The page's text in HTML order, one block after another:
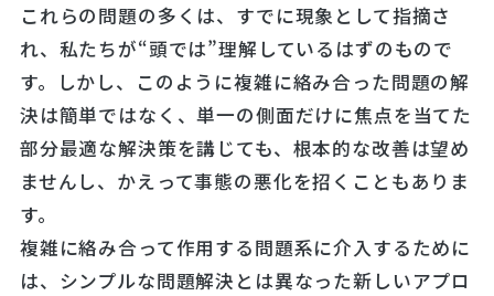
これらの問題の多くは、すでに現象として指摘さ
れ、私たちが“頭では”理解しているはずのもので
す。しかし、このように複雑に絡み合った問題の解
決は簡単ではなく、単一の側面だけに焦点を当てた
部分最適な解決策を講じても、根本的な改善は望め
ませんし、かえって事態の悪化を招くこともありま
す。
複雑に絡み合って作用する問題系に介入するために
は、シンプルな問題解決とは異なった新しいアプロ